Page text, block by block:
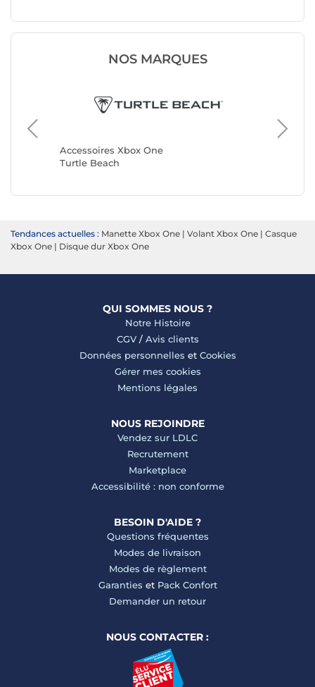
NOS MARQUES
Accessoires Xbox One
Turtle Beach
Tendances actuelles : Manette Xbox One | Volant Xbox One | Casque
Xbox One | Disque dur Xbox One
QUI SOMMES NOUS ?
Notre Histoire
CGV/ Avis clients
Données personnelles et Cookies
Gérer mes cookies
Mentions légales
NOUS REJOINDRE
Vendez sur LDLC
Recrutement
Marketplace
Accessibilité : non conforme
BESOIN D'AIDE ?
Questions fréquentes
Modes de livraison
Modes de règlement
Garanties et Pack Confort
Demander un retour
NOUS CONTACTER :